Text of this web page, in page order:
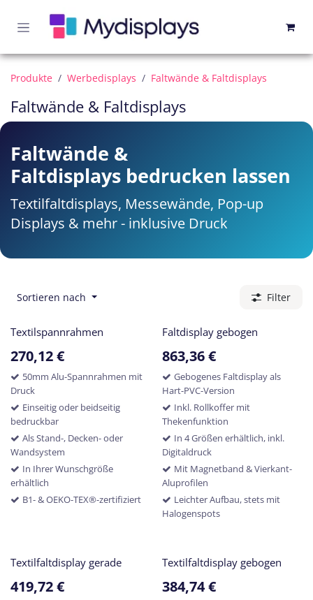
Produkte Werbedisplays Faltwände & Faltdisplays
Faltwände & Faltdisplays
Faltwände &
Faltdisplays bedrucken lassen
Textilfaltdisplays, Messewände, Pop-up
Displays & mehr - inklusive Druck
Sortieren nach Filter
Textilspannrahmen
270,12€
50mm Alu-Spannrahmen mit
Druck
Einseitig oder beidseitig
bedruckbar
Als Stand-, Decken- oder
Wandsystem
In Ihrer Wunschgröße
erhältlich
B1- & OEKO-TEX®-zertifiziert
Faltdisplay gebogen
863,36€
Gebogenes Faltdisplay als
Hart-PVC-Version
Inkl. Rollkoffer mit
Thekenfunktion
In 4 Größen erhältlich, inkl.
Digitaldruck
Mit Magnetband & Vierkant-
Aluprofilen
Leichter Aufbau, stets mit
Halogenspots
Textilfaltdisplay gerade
419,72€
Textilfaltdisplay gebogen
384,74€